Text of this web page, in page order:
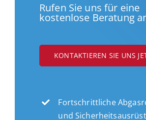
Rufen Sie uns für eine
kostenlose Beratung
KONTAKTIEREN SIE UNS
Fortschrittliche
und